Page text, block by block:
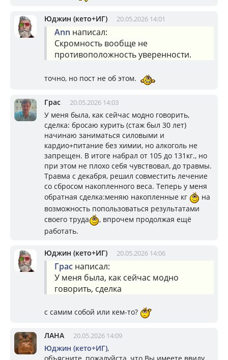
Юджин (кето+ИГ) 20.05.2026 14:01
Ann написал:
Скромность вообще не
противоположность уверенности.
точно, но пост не об этом.
Грас 20.05.2026 14:03
У меня была, как сейчас модно говорить,
сделка: бросаю курить (стаж был 30 лет)
начинаю заниматься силовыми и
кардио+питание без химии, но алкоголь не
запрещен. В итоге набрал от 105 до 131кг., но
при этом не плохо себя чувствовал, до травмы.
Травма с декабря, решил совместить лечение
со сбросом накопленного веса. Теперь у меня
обратная сделка:меняю накопленные кг
на
возможность попользоваться результатами
своего труда
, впрочем продолжая ещё
работать.
Юджин (кето+ИГ) 20.05.2026 14:06
Грас написал:
У меня была, как сейчас модно
говорить, сделка
с самим собой или кем-то?
ЛАНА 20.05.2026 14:09
Юджин (кето+ИГ),
объясните, пожалуйста, что Вы имеете ввиду